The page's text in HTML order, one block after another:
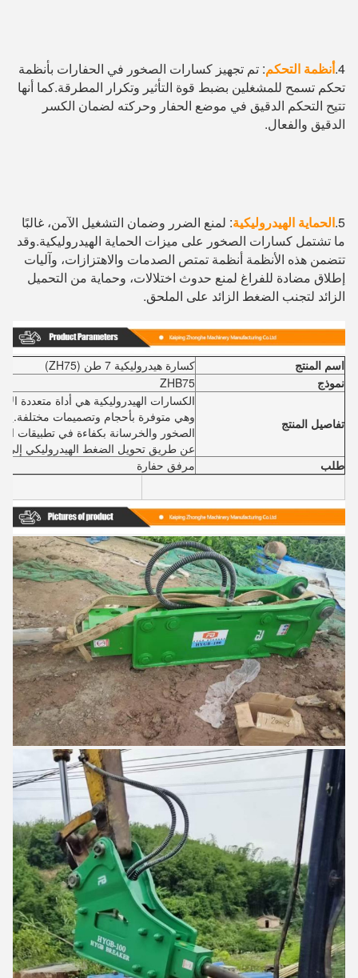
4.أنظمة التحكم
الدقيق والفعال.
5.الحماية الهيدروليكية
الزائد لتجنب الضغط الزائد على الملحق.
اسم المنتج
كسارة هيدروليكية 7 طن (ZH75)
نموذج
ZHB75
تفاصيل المنتج
الكسارات الهيدروليكية هي أداة متعددة
وهي متوفرة بأحجام وتصميمات مختلفة.يتم
الصخور والخرسانة بكفاءة في تطبيقات
عن طريق تحويل الضغط الهيدروليكي إلى
طلب
مرفق حفارة